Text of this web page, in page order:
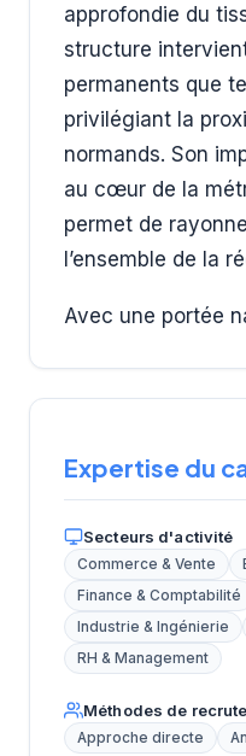
approfondie du
structure
permanents que
privilégiant la
normands. Son
au cœur de la
permet de
l’ensemble de la
Avec une portée
Expertise du
Secteurs d'activité
Commerce & Vente
Finance & Comptabilité
Industrie & Ingénierie
RH & Management
Méthodes de
Approche directe